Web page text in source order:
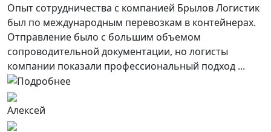
Опыт сотрудничества с компанией Брылов Логистик
был по международным перевозкам в контейнерах.
Отправление было с большим объемом
сопроводительной документации, но логисты
компании показали профессиональный подход ...
Алексей